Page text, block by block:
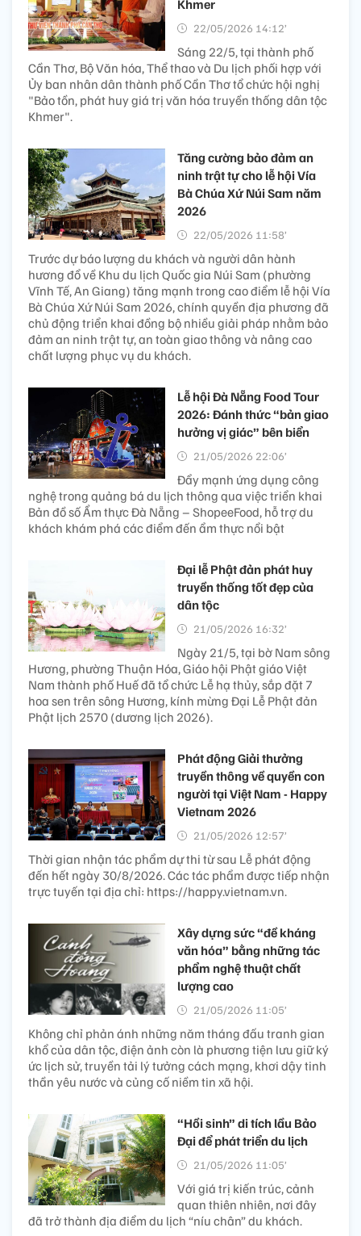
Khmer
22/05/2026 14:12’
Sáng 22/5, tại thành phố
Cần Thơ, Bộ Văn hóa, Thể thao và Du lịch phối hợp với
Ủy ban nhân dân thành phố Cần Thơ tổ chức hội nghị
"Bảo tồn, phát huy giá trị văn hóa truyền thống dân tộc
Khmer".
Tăng cường bảo đảm an
ninh trật tự cho lễ hội Vía
Bà Chúa Xứ Núi Sam năm
2026
22/05/2026 11:58’
Trước dự báo lượng du khách và người dân hành
hương đổ về Khu du lịch Quốc gia Núi Sam (phường
Vĩnh Tế, An Giang) tăng mạnh trong cao điểm lễ hội Vía
Bà Chúa Xứ Núi Sam 2026, chính quyền địa phương đã
chủ động triển khai đồng bộ nhiều giải pháp nhằm bảo
đảm an ninh trật tự, an toàn giao thông và nâng cao
chất lượng phục vụ du khách.
Lễ hội Đà Nẵng Food Tour
2026: Đánh thức “bản giao
hưởng vị giác” bên biển
21/05/2026 22:06’
Đẩy mạnh ứng dụng công
nghệ trong quảng bá du lịch thông qua việc triển khai
Bản đồ số Ẩm thực Đà Nẵng – ShopeeFood, hỗ trợ du
khách khám phá các điểm đến ẩm thực nổi bật
Đại lễ Phật đản phát huy
truyền thống tốt đẹp của
dân tộc
21/05/2026 16:32’
Ngày 21/5, tại bờ Nam sông
Hương, phường Thuận Hóa, Giáo hội Phật giáo Việt
Nam thành phố Huế đã tổ chức Lễ hạ thủy, sắp đặt 7
hoa sen trên sông Hương, kính mừng Đại Lễ Phật đản
Phật lịch 2570 (dương lịch 2026).
Phát động Giải thưởng
truyền thông về quyền con
người tại Việt Nam - Happy
Vietnam 2026
21/05/2026 12:57’
Thời gian nhận tác phẩm dự thi từ sau Lễ phát động
đến hết ngày 30/8/2026. Các tác phẩm được tiếp nhận
trực tuyến tại địa chỉ: https://happy.vietnam.vn.
Xây dựng sức “đề kháng
văn hóa” bằng những tác
phẩm nghệ thuật chất
lượng cao
21/05/2026 11:05’
Không chỉ phản ánh những năm tháng đấu tranh gian
khổ của dân tộc, điện ảnh còn là phương tiện lưu giữ ký
ức lịch sử, truyền tải lý tưởng cách mạng, khơi dậy tinh
thần yêu nước và củng cố niềm tin xã hội.
“Hồi sinh” di tích lầu Bảo
Đại để phát triển du lịch
21/05/2026 11:05’
Với giá trị kiến trúc, cảnh
quan thiên nhiên, nơi đây
đã trở thành địa điểm du lịch “níu chân” du khách.